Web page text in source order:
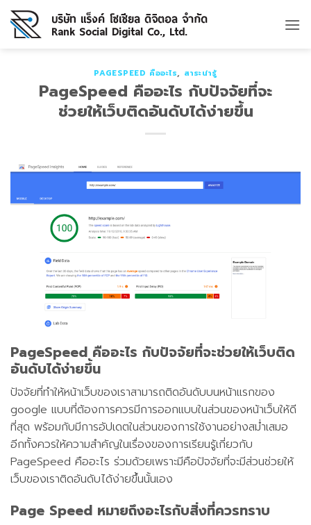
Skip
content
PAGESPEED คืออะไร, สาระน่ารู้
PageSpeed คืออะไร กับปัจจัยที่จะ
ช่วยให้เว็บติดอันดับได้ง่ายขึ้น
PageSpeed คืออะไร กับปัจจัยที่จะช่วยให้เว็บติด
อันดับได้ง่ายขึ้น
ปัจจัยที่ทำให้หน้าเว็บของเราสามารถติดอันดับบนหน้าแรกของ
google แบบที่ต้องการควรมีการออกแบบในส่วนของหน้าเว็บให้ดี
ที่สุด พร้อมกับมีการอัปเดตในส่วนของการใช้งานอย่างสม่ำเสมอ
อีกทั้งควรให้ความสำคัญในเรื่องของการเรียนรู้เกี่ยวกับ
PageSpeed คืออะไร ร่วมด้วยเพราะมีคือปัจจัยที่จะมีส่วนช่วยให้
เว็บของเราติดอันดับได้ง่ายขึ้นนั้นเอง
Page Speed หมายถึงอะไรกับสิ่งที่ควรทราบ